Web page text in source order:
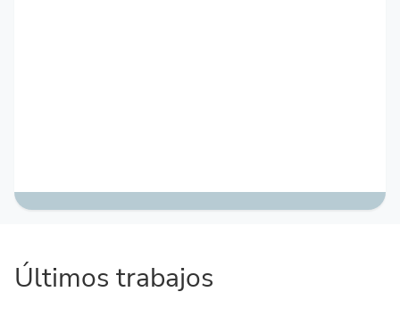
Últimos trabajos